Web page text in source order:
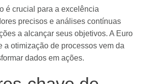
é crucial para a excelência
precisos e análises contínuas
a alcançar seus objetivos. A Euro
a otimização de processos vem da
dados em ações.